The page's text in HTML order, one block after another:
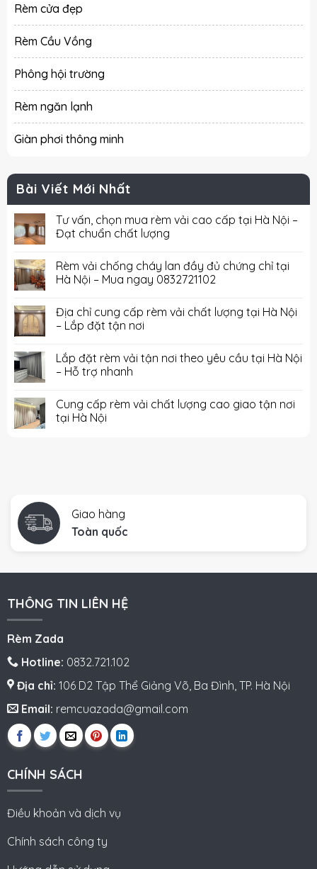
Rèm cửa đẹp
Rèm Cầu Vồng
Phông hội trường
Rèm ngăn lạnh
Giàn phơi thông minh
Bài Viết Mới Nhất
Tư vấn, chọn mua rèm vải cao cấp tại Hà Nội –
Đạt chuẩn chất lượng
Rèm vải chống cháy lan đầy đủ chứng chỉ tại
Hà Nội – Mua ngay 0832721102
Địa chỉ cung cấp rèm vải chất lượng tại Hà Nội
– Lắp đặt tận nơi
Lắp đặt rèm vải tận nơi theo yêu cầu tại Hà Nội
– Hỗ trợ nhanh
Cung cấp rèm vải chất lượng cao giao tận nơi
tại Hà Nội
Giao hàng
Toàn quốc
THÔNG TIN LIÊN HỆ
Rèm Zada
Hotline: 0832.721.102
Địa chỉ: 106 D2 Tập Thể Giảng Võ, Ba Đình, TP. Hà Nội
Email: remcuazada@gmail.com
CHÍNH SÁCH
Điều khoản và dịch vụ
Chính sách công ty